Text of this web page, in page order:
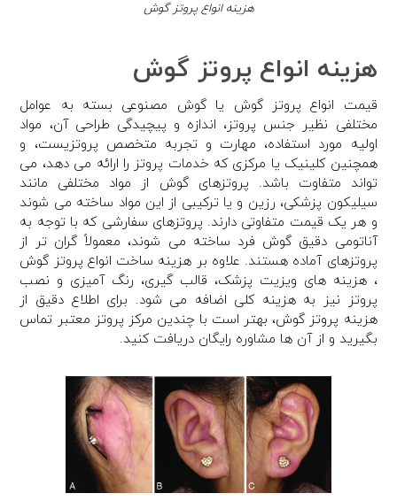
هزینه انواع پروتز گوش
هزینه انواع پروتز گوش
قیمت انواع پروتز گوش یا گوش مصنوعی بسته به عوامل
مختلفی نظیر جنس پروتز، اندازه و پیچیدگی طراحی آن، مواد
اولیه مورد استفاده، مهارت و تجربه متخصص پروتزیست، و
همچنین کلینیک یا مرکزی که خدمات پروتز را ارائه می دهد، می
تواند متفاوت باشد. پروتزهای گوش از مواد مختلفی مانند
سیلیکون پزشکی، رزین و یا ترکیبی از این مواد ساخته می شوند
و هر یک قیمت متفاوتی دارند. پروتزهای سفارشی که با توجه به
آناتومی دقیق گوش فرد ساخته می شوند، معمولاً گران تر از
پروتزهای آماده هستند. علاوه بر هزینه ساخت انواع پروتز گوش
، هزینه های ویزیت پزشک، قالب گیری، رنگ آمیزی و نصب
پروتز نیز به هزینه کلی اضافه می شود. برای اطلاع دقیق از
هزینه پروتز گوش، بهتر است با چندین مرکز پروتز معتبر تماس
بگیرید و از آن ها مشاوره رایگان دریافت کنید.